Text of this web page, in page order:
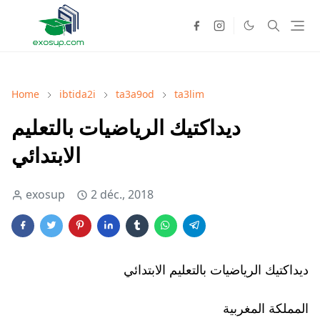
Home ibtida2i ta3a9od ta3lim
ديداكتيك الرياضيات بالتعليم
الابتدائي
exosup 2 déc., 2018
ديداكتيك الرياضيات بالتعليم الابتدائي
المملكة المغربية